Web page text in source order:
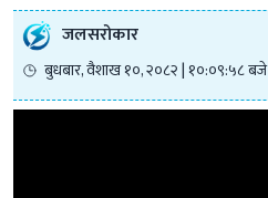
जलसरोकार
बुधबार, वैशाख १०, २०८२ | १०:०९:५८ बजे